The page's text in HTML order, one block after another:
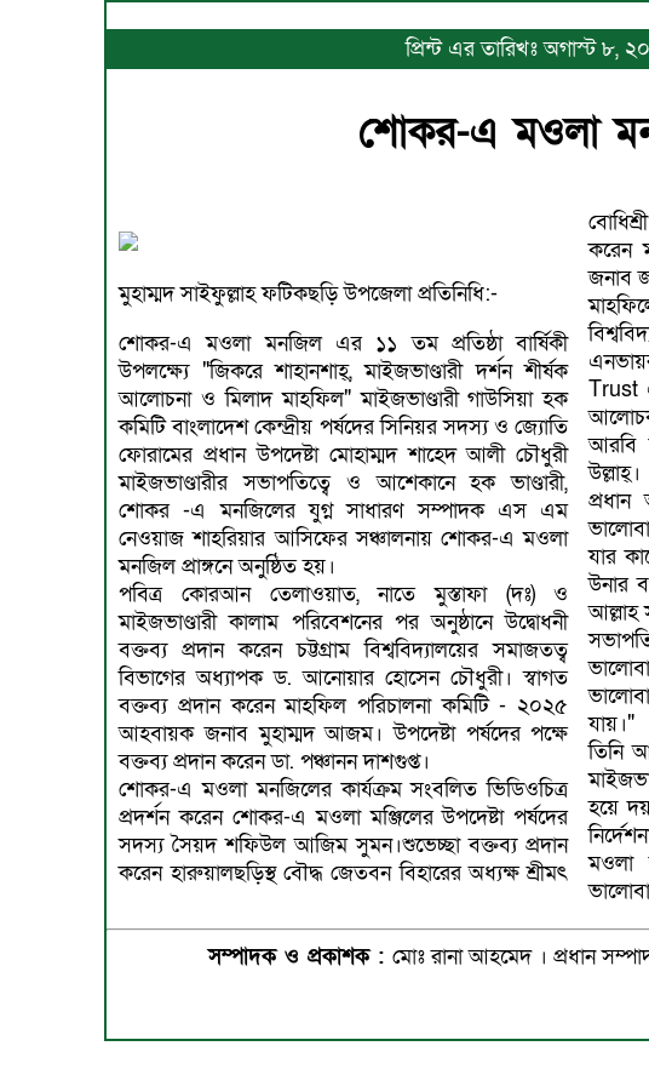
প্রিন্ট এর তারিখঃ অগাস্ট ৮,
শোকর-এ মওলা
মুহাম্মদ সাইফুল্লাহ ফটিকছড়ি উপজেলা প্রতিনিধি:-
শোকর-এ মওলা মনজিল এর ১১ তম প্রতিষ্ঠা বার্ষিকী
উপলক্ষ্যে "জিকরে শাহানশাহ্, মাইজভাণ্ডারী দর্শন শীর্ষক
আলোচনা ও মিলাদ মাহফিল" মাইজভাণ্ডারী গাউসিয়া হক
কমিটি বাংলাদেশ কেন্দ্রীয় পর্ষদের সিনিয়র সদস্য ও জ্যোতি
ফোরামের প্রধান উপদেষ্টা মোহাম্মদ শাহেদ আলী চৌধুরী
মাইজভাণ্ডারীর সভাপতিত্বে ও আশেকানে হক ভাণ্ডারী,
শোকর -এ মনজিলের যুগ্ন সাধারণ সম্পাদক এস এম
নেওয়াজ শাহরিয়ার আসিফের সঞ্চালনায় শোকর-এ মওলা
মনজিল প্রাঙ্গনে অনুষ্ঠিত হয়।
পবিত্র কোরআন তেলাওয়াত, নাতে মুস্তাফা (দঃ) ও
মাইজভাণ্ডারী কালাম পরিবেশনের পর অনুষ্ঠানে উদ্বোধনী
বক্তব্য প্রদান করেন চট্টগ্রাম বিশ্ববিদ্যালয়ের সমাজতত্ব
বিভাগের অধ্যাপক ড. আনোয়ার হোসেন চৌধুরী। স্বাগত
বক্তব্য প্রদান করেন মাহফিল পরিচালনা কমিটি - ২০২৫
আহবায়ক জনাব মুহাম্মদ আজম। উপদেষ্টা পর্ষদের পক্ষে
বক্তব্য প্রদান করেন ডা. পঞ্চানন দাশগুপ্ত।
শোকর-এ মওলা মনজিলের কার্যক্রম সংবলিত ভিডিওচিত্র
প্রদর্শন করেন শোকর-এ মওলা মঞ্জিলের উপদেষ্টা পর্ষদের
সদস্য সৈয়দ শফিউল আজিম সুমন।শুভেচ্ছা বক্তব্য প্রদান
করেন হারুয়ালছড়িস্থ বৌদ্ধ জেতবন বিহারের অধ্যক্ষ শ্রীমৎ
করেন
জনাব
Trust
আলোচক
আরবি
উল্লাহ্।
যার
উনার
আল্লাহ
যায়।"
তিনি
হয়ে
মওলা
সম্পাদক ও প্রকাশক :মোঃ রানা আহমেদ । প্রধান